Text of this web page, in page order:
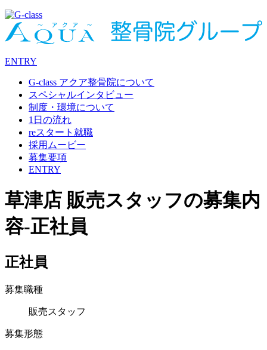
ENTRY
G-class アクア整骨院について
スペシャルインタビュー
制度・環境について
1日の流れ
reスタート就職
採用ムービー
募集要項
ENTRY
草津店 販売スタッフの募集内
容-正社員
正社員
募集職種
販売スタッフ
募集形態